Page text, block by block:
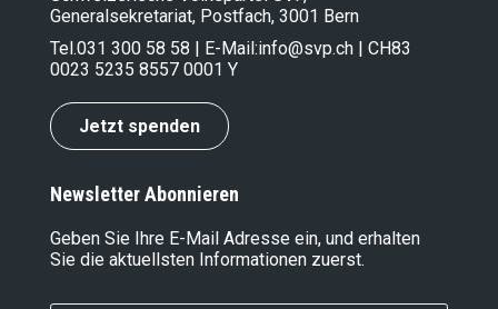
Generalsekretariat, Postfach, 3001 Bern
Tel.031 300 58 58 | E-Mail:info@svp.ch | CH83
0023 5235 8557 0001 Y
Jetzt spenden
Newsletter Abonnieren
Geben Sie Ihre E-Mail Adresse ein, und erhalten
Sie die aktuellsten Informationen zuerst.